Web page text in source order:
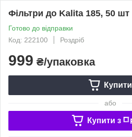
Фільтри до Kalita 185, 50 шт
Готово до відправки
Код: 222100
Роздріб
999 ₴/упаковка
Купити
або
Купити з